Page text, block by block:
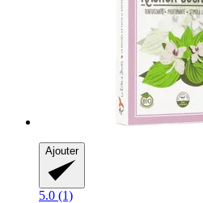
Ajouter
5.0 (1)